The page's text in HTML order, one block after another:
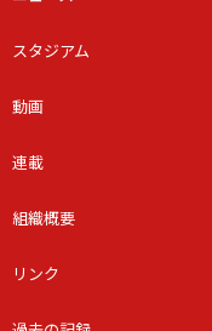
スタジアム
動画
連載
組織概要
リンク